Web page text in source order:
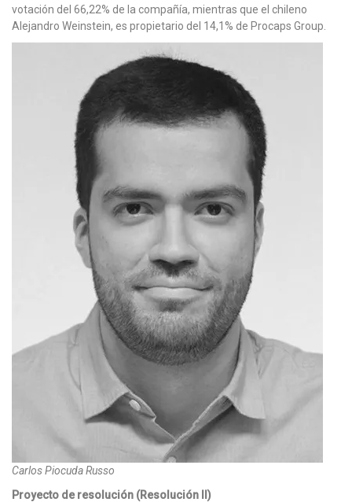
votación del 66,22% de la compañía, mientras que el chileno
Alejandro Weinstein, es propietario del 14,1% de Procaps Group.
Carlos Piocuda Russo
Proyecto de resolución (Resolución II)